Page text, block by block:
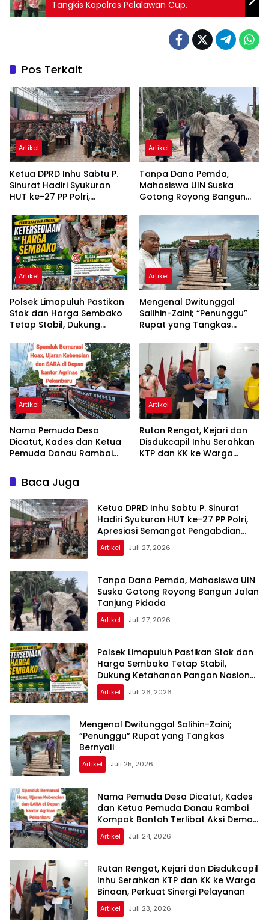
Tangkis Kapolres Pelalawan Cup.
Pos Terkait
Artikel
Ketua DPRD Inhu Sabtu P.
Sinurat Hadiri Syukuran
HUT ke-27 PP Polri,
Pengabdian Purnawirawan
Artikel
Tanpa Dana Pemda,
Mahasiswa UIN Suska
Gotong Royong Bangun
Artikel
Polsek Limapuluh Pastikan
Stok dan Harga Sembako
Tetap Stabil, Dukung
Nasional di Akhir Pekan
Artikel
Mengenal Dwitunggal
Salihin-Zaini; “Penunggu”
Rupat yang Tangkas
Artikel
Nama Pemuda Desa
Dicatut, Kades dan Ketua
Pemuda Danau Rambai
Aksi Demo Agrinas
Artikel
Rutan Rengat, Kejari dan
Disdukcapil Inhu Serahkan
KTP dan KK ke Warga
Baca Juga
Ketua DPRD Inhu Sabtu P. Sinurat
Hadiri Syukuran HUT ke-27 PP Polri,
Apresiasi Semangat Pengabdian
Purnawirawan
Artikel Juli 27, 2026
Tanpa Dana Pemda, Mahasiswa UIN
Suska Gotong Royong Bangun Jalan
Tanjung Pidada
Artikel Juli 27, 2026
Polsek Limapuluh Pastikan Stok dan
Harga Sembako Tetap Stabil,
Dukung Ketahanan Pangan Nasional
di Akhir Pekan
Artikel Juli 26, 2026
Mengenal Dwitunggal Salihin-Zaini;
“Penunggu” Rupat yang Tangkas
Bernyali
Artikel Juli 25, 2026
Nama Pemuda Desa Dicatut, Kades
dan Ketua Pemuda Danau Rambai
Kompak Bantah Terlibat Aksi Demo
Agrinas
Artikel Juli 24, 2026
Rutan Rengat, Kejari dan Disdukcapil
Inhu Serahkan KTP dan KK ke Warga
Binaan, Perkuat Sinergi Pelayanan
Artikel Juli 23, 2026